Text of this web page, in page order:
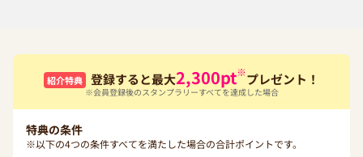
紹介特典 登録すると最大2,300pt※プレゼント！
※会員登録後のスタンプラリーすべてを達成した場合
特典の条件
※以下の4つの条件すべてを満たした場合の合計ポイントです。